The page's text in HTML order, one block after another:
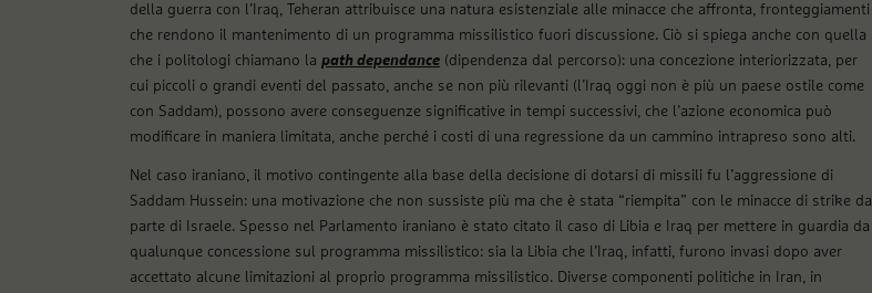
della guerra con l’Iraq, Teheran attribuisce una natura esistenziale alle minacce che affronta, fronteggiamenti
che rendono il mantenimento di un programma missilistico fuori discussione. Ciò si spiega anche con quella
che i politologi chiamano lapath dependance (dipendenza dal percorso): una concezione interiorizzata, per
cui piccoli o grandi eventi del passato, anche se non più rilevanti (l’Iraq oggi non è più un paese ostile come
con Saddam), possono avere conseguenze significative in tempi successivi, che l’azione economica può
modificare in maniera limitata, anche perché i costi di una regressione da un cammino intrapreso sono alti.
Nel caso iraniano, il motivo contingente alla base della decisione di dotarsi di missili fu l’aggressione di
Saddam Hussein: una motivazione che non sussiste più ma che è stata “riempita” con le minacce di strike da
parte di Israele. Spesso nel Parlamento iraniano è stato citato il caso di Libia e Iraq per mettere in guardia da
qualunque concessione sul programma missilistico: sia la Libia che l’Iraq, infatti, furono invasi dopo aver
accettato alcune limitazioni al proprio programma missilistico. Diverse componenti politiche in Iran, in